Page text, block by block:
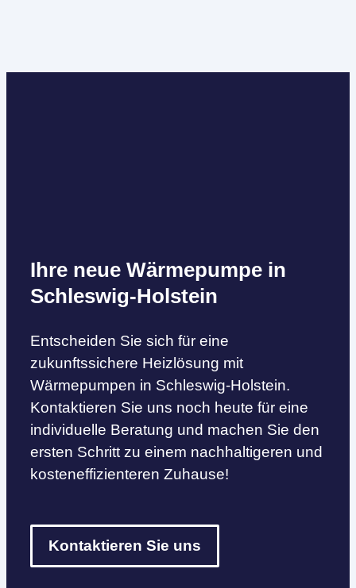
Ihre neue Wärmepumpe in
Schleswig-Holstein
Entscheiden Sie sich für eine
zukunftssichere Heizlösung mit
Wärmepumpen in Schleswig-Holstein.
Kontaktieren Sie uns noch heute für eine
individuelle Beratung und machen Sie den
ersten Schritt zu einem nachhaltigeren und
kosteneffizienteren Zuhause!
Kontaktieren Sie uns